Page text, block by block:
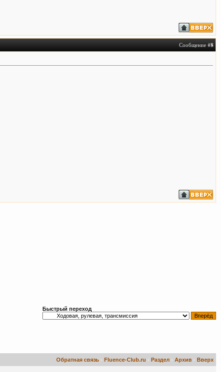
Сообщение #8
Быстрый переход
Обратная связь - Fluence-Club.ru - Раздел - Архив - Вверх